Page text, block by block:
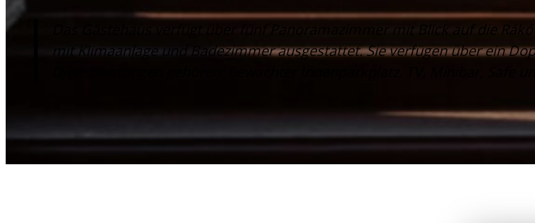
Das Gästehaus verfügt über fünf Panoramazimmer mit Blick auf die
mit Klimaanlage und Badezimmer ausgestattet. Sie verfügen über ein